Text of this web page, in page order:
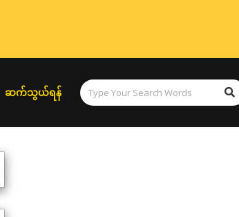
ဆက်သွယ်ရန်